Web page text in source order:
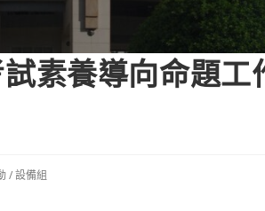
試素養導向命題
/設備組